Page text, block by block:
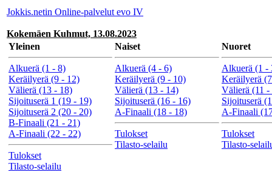
Jokkis.netin Online-palvelut evo IV
Kokemäen Kuhmut, 13.08.2023
Yleinen
Alkuerä (1 - 8)
Keräilyerä (9 - 12)
Välierä (13 - 18)
Sijoituserä 1 (19 - 19)
Sijoituserä 2 (20 - 20)
B-Finaali (21 - 21)
A-Finaali (22 - 22)
Tulokset
Tilasto-selailu
Naiset
Alkuerä (4 - 6)
Keräilyerä (9 - 10)
Välierä (13 - 14)
Sijoituserä (16 - 16)
A-Finaali (18 - 18)
Tulokset
Tilasto-selailu
Nuoret
Alkuerä (1 -
Keräilyerä
Välierä (11 -
Sijoituserä
A-Finaali
Tulokset
Tilasto-